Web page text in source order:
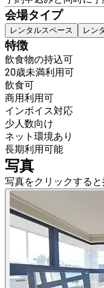
会場タイプ
レンタルスペース レン
特徴
飲食物の持込可
20歳未満利用可
飲食可
商用利用可
インボイス対応
少人数向け
ネット環境あり
長期利用可能
写真
写真をクリックすると